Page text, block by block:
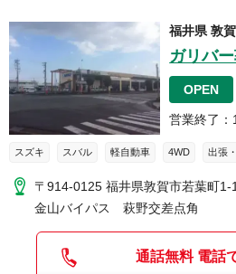
福井県 敦
ガリバ
OPEN
営業終了 ：
スズキ スバル 軽自動車 4WD 出張
〒914-0125 福井県敦賀市若葉町1-
金山バイパス 萩野交差点角
通話無料 電話